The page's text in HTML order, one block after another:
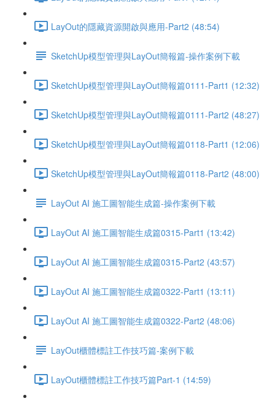
LayOut的隱藏資源開啟與應用-Part2 (48:54)
SketchUp模型管理與LayOut簡報篇-操作案例下載
SketchUp模型管理與LayOut簡報篇0111-Part1 (12:32)
SketchUp模型管理與LayOut簡報篇0111-Part2 (48:27)
SketchUp模型管理與LayOut簡報篇0118-Part1 (12:06)
SketchUp模型管理與LayOut簡報篇0118-Part2 (48:00)
LayOut AI 施工圖智能生成篇-操作案例下載
LayOut AI 施工圖智能生成篇0315-Part1 (13:42)
LayOut AI 施工圖智能生成篇0315-Part2 (43:57)
LayOut AI 施工圖智能生成篇0322-Part1 (13:11)
LayOut AI 施工圖智能生成篇0322-Part2 (48:06)
LayOut櫃體標註工作技巧篇-案例下載
LayOut櫃體標註工作技巧篇Part-1 (14:59)